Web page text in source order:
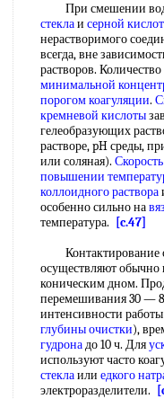
При смешении
стеклаи серной
нерастворимого
всегда, вне
растворов. Количество
минимальной
порогом коагуляции.
кремневой кислоты
гелеобразующих
растворе, pH среды,
или соляная).
повышении
коллоидного раствора
особенно сильно на
температура.
[c.47]
Контактирование
осуществляют
коническим дном.
перемешивания 30 —
интенсивности
глубины очистки),
гудронадо 10 ч. Для
используют часто
стеклаили едкого
электроразделители.